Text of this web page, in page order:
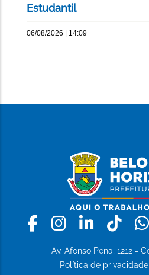
Estudantil
06/08/2026 | 14:09
Facebook
Instagram
Av. Afonso Pena, 1212 -
Política de privacidade